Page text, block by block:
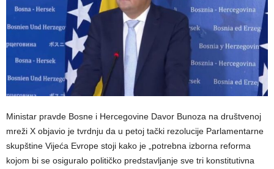
Ministar pravde Bosne i Hercegovine Davor Bunoza na društvenoj
mreži X objavio je tvrdnju da u petoj tački rezolucije Parlamentarne
skupštine Vijeća Evrope stoji kako je „potrebna izborna reforma
kojom bi se osiguralo političko predstavljanje sve tri konstitutivna